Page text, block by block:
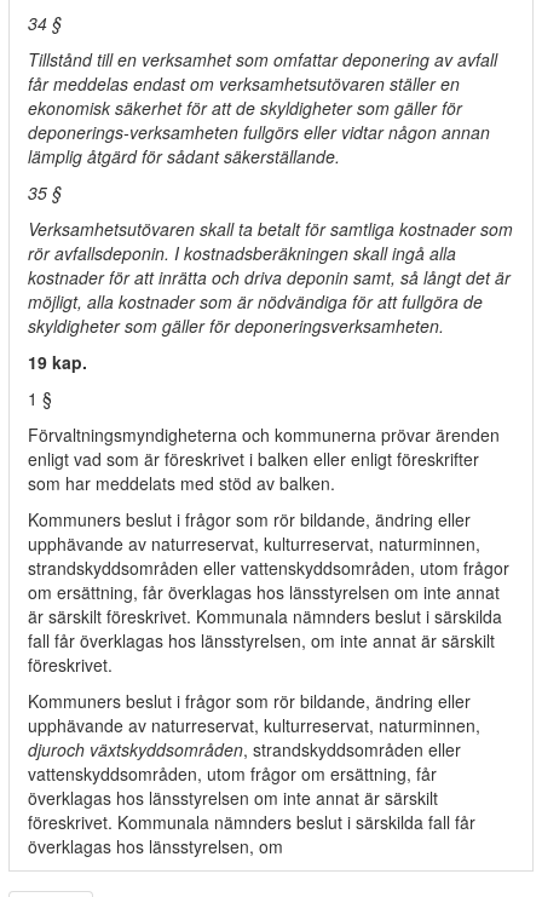
34 §
Tillstånd till en verksamhet som omfattar deponering av avfall
får meddelas endast om verksamhetsutövaren ställer en
ekonomisk säkerhet för att de skyldigheter som gäller för
deponerings-verksamheten fullgörs eller vidtar någon annan
lämplig åtgärd för sådant säkerställande.
35 §
Verksamhetsutövaren skall ta betalt för samtliga kostnader som
rör avfallsdeponin. I kostnadsberäkningen skall ingå alla
kostnader för att inrätta och driva deponin samt, så långt det är
möjligt, alla kostnader som är nödvändiga för att fullgöra de
skyldigheter som gäller för deponeringsverksamheten.
19 kap.
1 §
Förvaltningsmyndigheterna och kommunerna prövar ärenden
enligt vad som är föreskrivet i balken eller enligt föreskrifter
som har meddelats med stöd av balken.
Kommuners beslut i frågor som rör bildande, ändring eller
upphävande av naturreservat, kulturreservat, naturminnen,
strandskyddsområden eller vattenskyddsområden, utom frågor
om ersättning, får överklagas hos länsstyrelsen om inte annat
är särskilt föreskrivet. Kommunala nämnders beslut i särskilda
fall får överklagas hos länsstyrelsen, om inte annat är särskilt
föreskrivet.
Kommuners beslut i frågor som rör bildande, ändring eller
upphävande av naturreservat, kulturreservat, naturminnen,
djuroch växtskyddsområden, strandskyddsområden eller
vattenskyddsområden, utom frågor om ersättning, får
överklagas hos länsstyrelsen om inte annat är särskilt
föreskrivet. Kommunala nämnders beslut i särskilda fall får
överklagas hos länsstyrelsen, om